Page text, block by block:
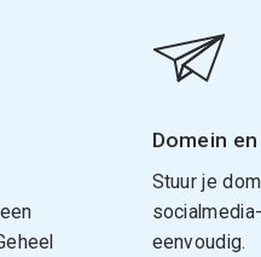
Domein
Stuur je
eenvoudig.